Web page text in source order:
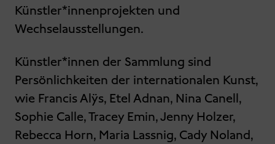
Künstler*innenprojekten und
Wechselausstellungen.
Künstler*innen der Sammlung sind
Persönlichkeiten der internationalen Kunst,
wie Francis Alÿs, Etel Adnan, Nina Canell,
Sophie Calle, Tracey Emin, Jenny Holzer,
Rebecca Horn, Maria Lassnig, Cady Noland,